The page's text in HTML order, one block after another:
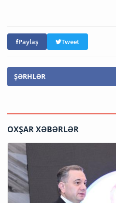
Paylaş Tweet
ŞƏRHLƏR
OXŞAR XƏBƏRLƏR